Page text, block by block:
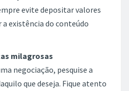
evite depositar valores
existência do conteúdo
milagrosas
negociação, pesquise a
que deseja. Fique atento